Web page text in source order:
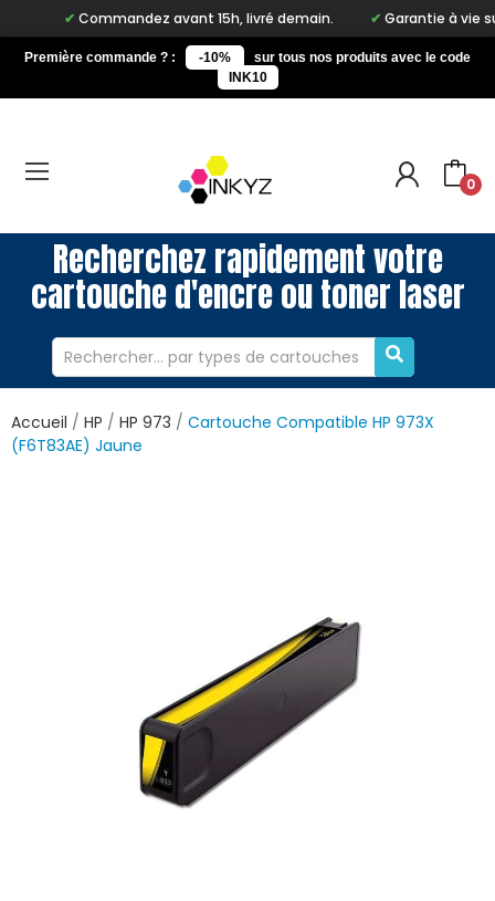
Commandez avant 15h, livré demain. Garantie à vie sur
Première commande ? : -10%
sur tous nos produits avec le code
INK10
0
Recherchez rapidement votre
cartouche d'encre ou toner laser
Accueil HP HP 973
Cartouche Compatible HP 973X
(F6T83AE) Jaune